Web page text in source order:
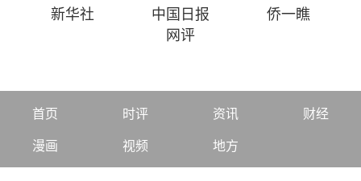
新华社
中国日报
网评
侨一瞧
首页 时评 资讯 财经
漫画 视频 地方